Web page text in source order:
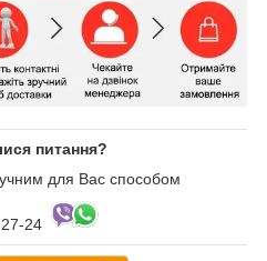
питання?
для Вас способом
24